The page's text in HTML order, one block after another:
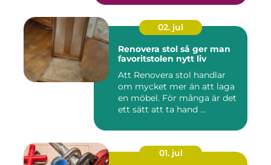
02. jul
Renovera stol så ger man
favoritstolen nytt liv
Att Renovera stol handlar
om mycket mer än att laga
en möbel. För många är det
ett sätt att ta hand ...
01. jul